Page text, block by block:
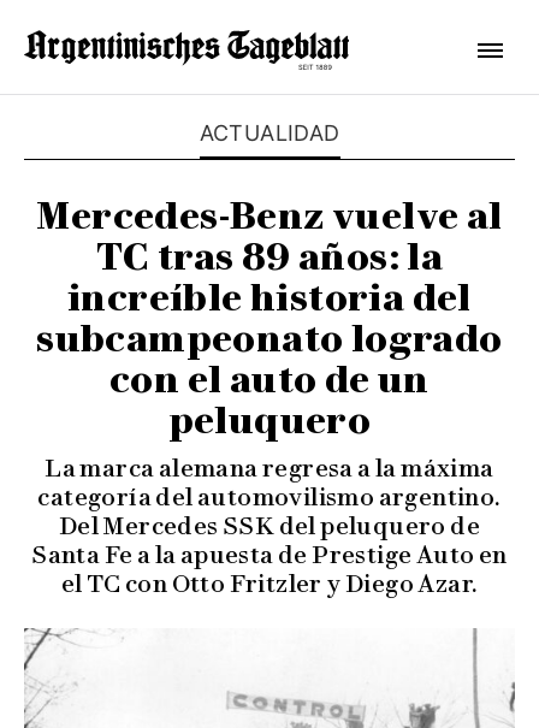
ACTUALIDAD
Mercedes-Benz vuelve al
TC tras 89 años: la
increíble historia del
subcampeonato logrado
con el auto de un
peluquero
La marca alemana regresa a la máxima
categoría del automovilismo argentino.
Del Mercedes SSK del peluquero de
Santa Fe a la apuesta de Prestige Auto en
el TC con Otto Fritzler y Diego Azar.